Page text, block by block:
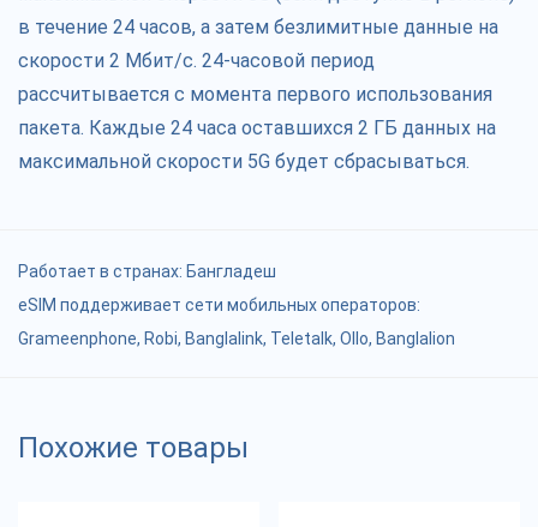
в течение 24 часов, а затем безлимитные данные на
скорости 2 Мбит/с. 24-часовой период
рассчитывается с момента первого использования
пакета. Каждые 24 часа оставшихся 2 ГБ данных на
максимальной скорости 5G будет сбрасываться.
Работает в странах: Бангладеш
eSIM поддерживает сети мобильных операторов:
Grameenphone, Robi, Banglalink, Teletalk, Ollo, Banglalion
Похожие товары